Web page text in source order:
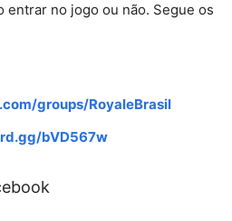
entrar no jogo ou não. Segue os
groups/RoyaleBrasil
bVD567w